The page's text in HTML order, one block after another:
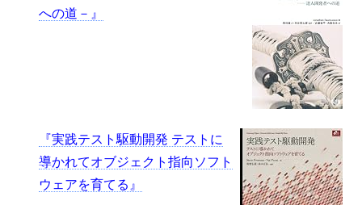
への道－』
『実践テスト駆動開発 テストに
導かれてオブジェクト指向ソフト
ウェアを育てる』